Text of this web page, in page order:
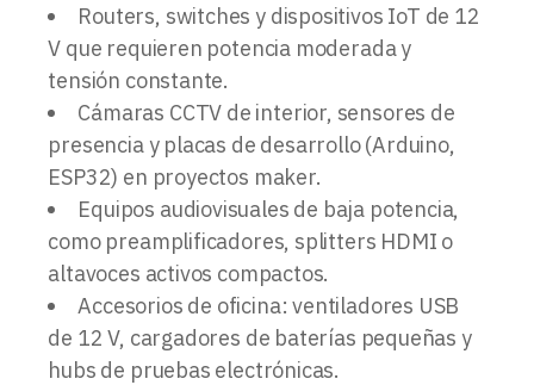
Routers, switches y dispositivos IoT de 12
V que requieren potencia moderada y
tensión constante.
Cámaras CCTV de interior, sensores de
presencia y placas de desarrollo (Arduino,
ESP32) en proyectos maker.
Equipos audiovisuales de baja potencia,
como preamplificadores, splitters HDMI o
altavoces activos compactos.
Accesorios de oficina: ventiladores USB
de 12 V, cargadores de baterías pequeñas y
hubs de pruebas electrónicas.